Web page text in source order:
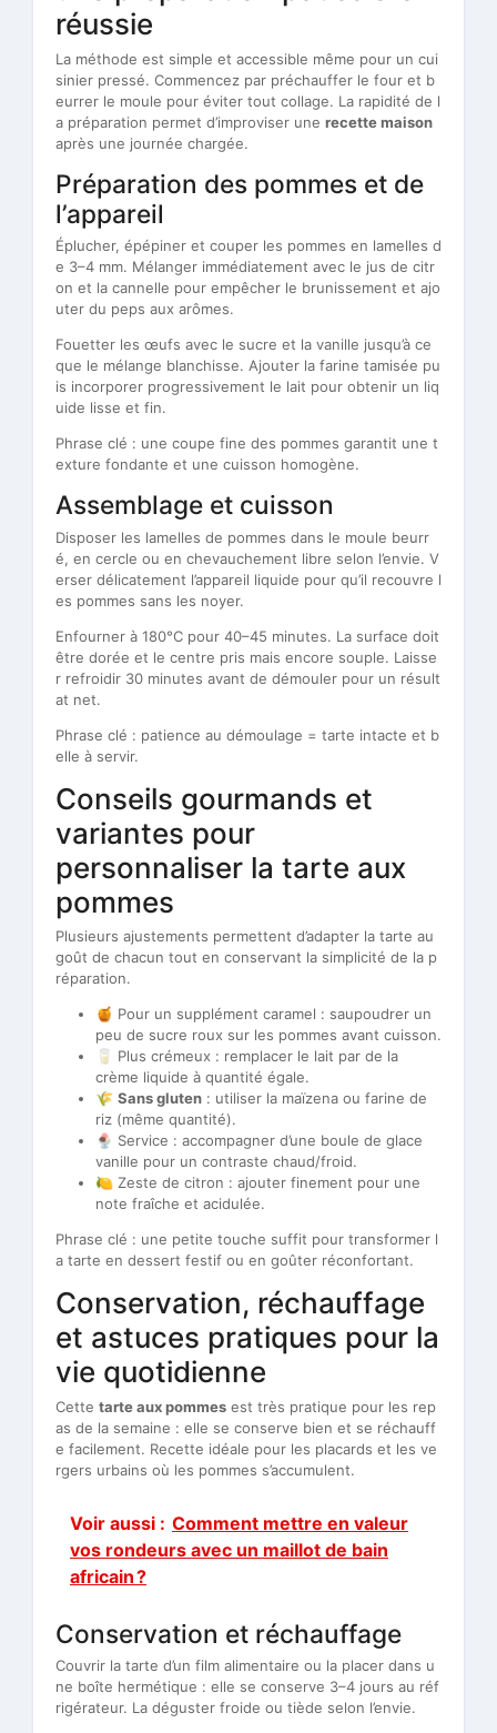
réussie
La méthode est simple et accessible même pour un cui
sinier pressé. Commencez par préchauffer le four et b
eurrer le moule pour éviter tout collage. La rapidité de l
a préparation permet d’improviser une recette maison
après une journée chargée.
Préparation des pommes et de
l’appareil
Éplucher, épépiner et couper les pommes en lamelles d
e 3–4 mm. Mélanger immédiatement avec le jus de citr
on et la cannelle pour empêcher le brunissement et ajo
uter du peps aux arômes.
Fouetter les œufs avec le sucre et la vanille jusqu’à ce
que le mélange blanchisse. Ajouter la farine tamisée pu
is incorporer progressivement le lait pour obtenir un liq
uide lisse et fin.
Phrase clé : une coupe fine des pommes garantit une t
exture fondante et une cuisson homogène.
Assemblage et cuisson
Disposer les lamelles de pommes dans le moule beurr
é, en cercle ou en chevauchement libre selon l’envie. V
erser délicatement l’appareil liquide pour qu’il recouvre l
es pommes sans les noyer.
Enfourner à 180°C pour 40–45 minutes. La surface doit
être dorée et le centre pris mais encore souple. Laisse
r refroidir 30 minutes avant de démouler pour un résult
at net.
Phrase clé : patience au démoulage = tarte intacte et b
elle à servir.
Conseils gourmands et
variantes pour
personnaliser la tarte aux
pommes
Plusieurs ajustements permettent d’adapter la tarte au
goût de chacun tout en conservant la simplicité de la p
réparation.
🍯 Pour un supplément caramel : saupoudrer un
peu de sucre roux sur les pommes avant cuisson.
🥛 Plus crémeux : remplacer le lait par de la
crème liquide à quantité égale.
🌾 Sans gluten : utiliser la maïzena ou farine de
riz (même quantité).
🍨 Service : accompagner d’une boule de glace
vanille pour un contraste chaud/froid.
🍋 Zeste de citron : ajouter finement pour une
note fraîche et acidulée.
Phrase clé : une petite touche suffit pour transformer l
a tarte en dessert festif ou en goûter réconfortant.
Conservation, réchauffage
et astuces pratiques pour la
vie quotidienne
Cette tarte aux pommes est très pratique pour les rep
as de la semaine : elle se conserve bien et se réchauff
e facilement. Recette idéale pour les placards et les ve
rgers urbains où les pommes s’accumulent.
Voir aussi : Comment mettre en valeur
vos rondeurs avec un maillot de bain
africain ?
Conservation et réchauffage
Couvrir la tarte d’un film alimentaire ou la placer dans u
ne boîte hermétique : elle se conserve 3–4 jours au réf
rigérateur. La déguster froide ou tiède selon l’envie.